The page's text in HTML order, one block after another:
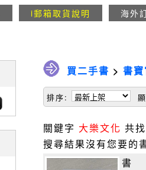
i郵箱取貨說明 海外
買二手書 > 書
排序:
關鍵字 大樂文化 共
搜尋結果沒有您要的
書